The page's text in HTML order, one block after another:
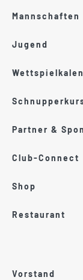
Mannschaften
Jugend
Partner &
Club-Connect
Shop
Restaurant
Vorstand